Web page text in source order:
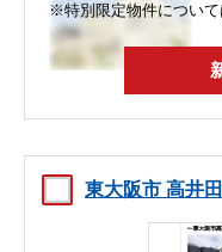
※特別限定物件について
東大阪市 高井